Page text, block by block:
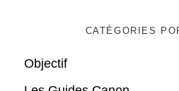
CATÉGORIES
Objectif